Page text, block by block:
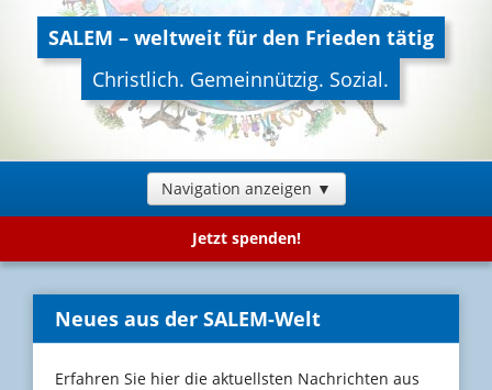
SALEM – weltweit für den Frieden tätig
Christlich. Gemeinnützig. Sozial.
Navigation anzeigen ▼
Jetzt spenden!
Neues aus der SALEM-Welt
Erfahren Sie hier die aktuellsten Nachrichten aus